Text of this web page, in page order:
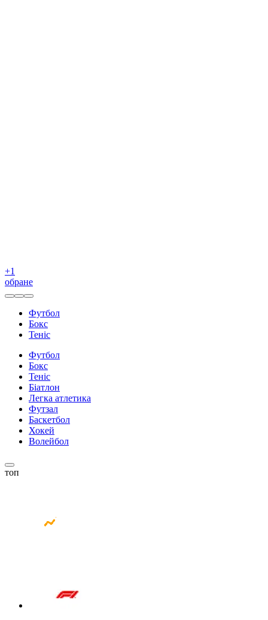
+1
обране
Футбол
Бокс
Теніс
Футбол
Бокс
Теніс
Біатлон
Легка атлетика
Футзал
Баскетбол
Хокей
Волейбол
топ